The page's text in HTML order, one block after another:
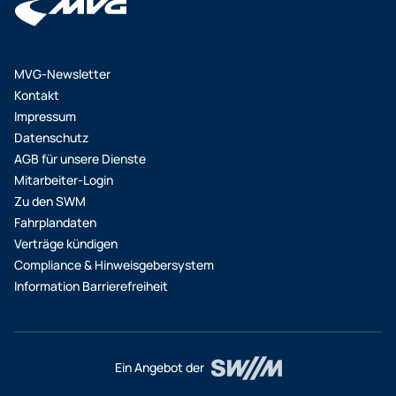
MVG-Newsletter
Kontakt
Impressum
Datenschutz
AGB für unsere Dienste
Mitarbeiter-Login
Zu den SWM
Fahrplandaten
Verträge kündigen
Compliance & Hinweisgebersystem
Information Barrierefreiheit
Ein Angebot der